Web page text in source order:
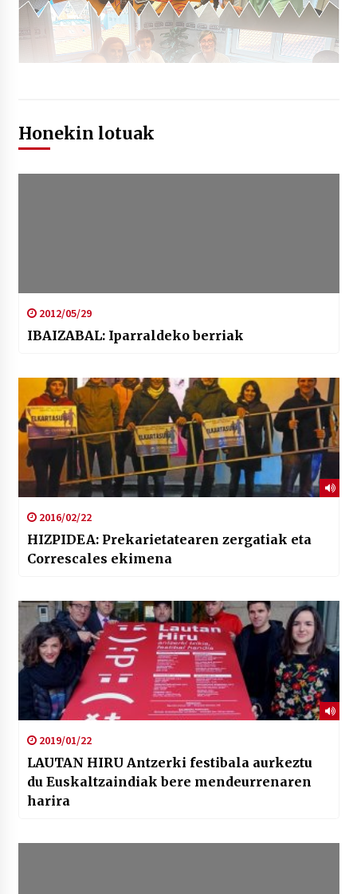
Honekin lotuak
2012/05/29
IBAIZABAL: Iparraldeko berriak
2016/02/22
HIZPIDEA: Prekarietatearen zergatiak eta
Correscales ekimena
2019/01/22
LAUTAN HIRU Antzerki festibala aurkeztu
du Euskaltzaindiak bere mendeurrenaren
harira